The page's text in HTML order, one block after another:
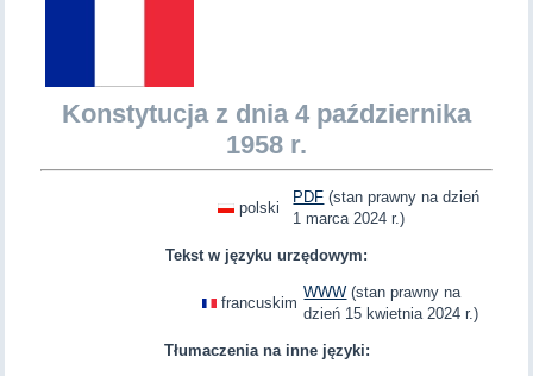
Konstytucja z dnia 4 października
1958 r.
polski
PDF (stan prawny na dzień
1 marca 2024 r.)
Tekst w języku urzędowym:
francuskim
WWW (stan prawny na
dzień 15 kwietnia 2024 r.)
Tłumaczenia na inne języki: